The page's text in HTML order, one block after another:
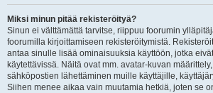
Miksi minun pitää rekisteröityä?
Sinun ei välttämättä tarvitse, riippuu foorumin
foorumilla kirjoittamiseen rekisteröitymistä.
antaa sinulle lisää ominaisuuksia käyttöön, jotka
käytettävissä. Näitä ovat mm. avatar-kuvan
sähköpostien lähettäminen muille käyttäjille,
Siihen menee aikaa vain muutamia hetkiä, joten se